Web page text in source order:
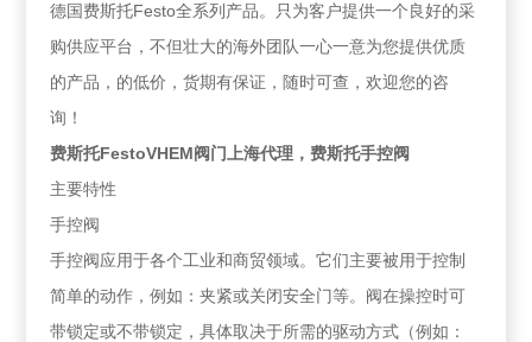
德国费斯托Festo全系列产品。只为客户提供一个良好的采
购供应平台，不但壮大的海外团队一心一意为您提供优质
的产品，的低价，货期有保证，随时可查，欢迎您的咨
询！
费斯托FestoVHEM阀门上海代理，费斯托手控阀
主要特性
手控阀
手控阀应用于各个工业和商贸领域。它们主要被用于控制
简单的动作，例如：夹紧或关闭安全门等。阀在操控时可
带锁定或不带锁定，具体取决于所需的驱动方式（例如：